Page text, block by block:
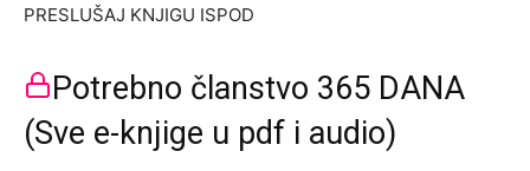
PRESLUŠAJ KNJIGU ISPOD
Potrebno članstvo 365 DANA
(Sve e-knjige u pdf i audio)